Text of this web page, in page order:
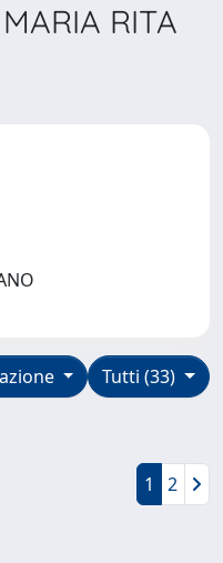
RITA
Tutti (33)
1 2